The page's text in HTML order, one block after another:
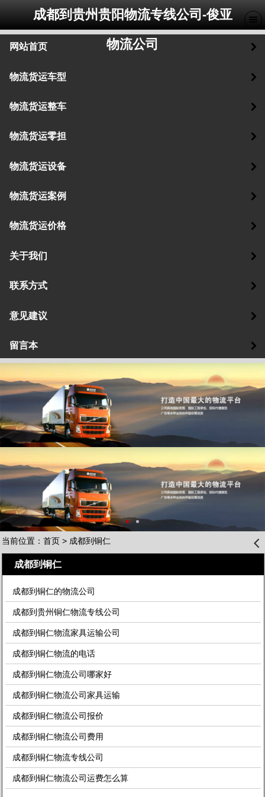
成都到贵州贵阳物流专线公司-俊亚
物流公司
网站首页
物流货运车型
物流货运整车
物流货运零担
物流货运设备
物流货运案例
物流货运价格
关于我们
联系方式
意见建议
留言本
当前位置： 首页> 成都到铜仁 󰊒
成都到铜仁
成都到铜仁的物流公司
成都到贵州铜仁物流专线公司
成都到铜仁物流家具运输公司
成都到铜仁物流的电话
成都到铜仁物流公司哪家好
成都到铜仁物流公司家具运输
成都到铜仁物流公司报价
成都到铜仁物流公司费用
成都到铜仁物流专线公司
成都到铜仁物流公司运费怎么算